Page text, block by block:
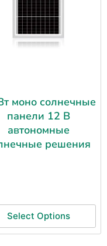
моно солнечные
панели 12 В
автономные
решения
Select Options